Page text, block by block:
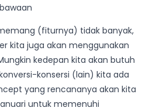
(fiturnya) tidak banyak,
kita juga akan menggunakan
kedepan kita akan butuh
konsersi (lain) kita ada
yang rencananya akan kita
untuk memenuhi